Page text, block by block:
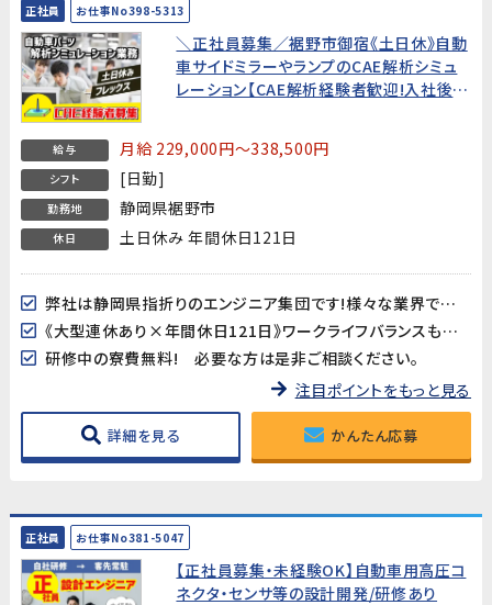
正社員 お仕事No398-5313
＼正社員募集／裾野市御宿《土日休》自動
車サイドミラーやランプのCAE解析シミュ
レーション【CAE解析経験者歓迎!入社後研
給与 月給 229,000円～338,500円
シフト [日勤]
勤務地 静岡県裾野市
休日 土日休み 年間休日121日
弊社は静岡県指折りのエンジニア集団です!様々な業界で多くの仲間が活躍しています
《大型連休あり×年間休日121日》ワークライフバランスも取り易い♪
研修中の寮費無料! 必要な方は是非ご相談ください。
注目ポイントをもっと見る
詳細を見る かんたん応募
正社員 お仕事No381-5047
【正社員募集・未経験OK】自動車用高圧コ
ネクタ・センサ等の設計開発/研修あり